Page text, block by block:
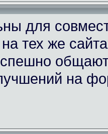
для
на тех же
на